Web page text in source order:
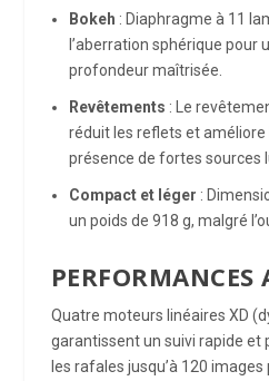
Bokeh : Diaphragme à 11
l’aberration sphérique pour
profondeur maîtrisée.
Revêtements : Le
réduit les reflets et
présence de fortes sources
Compact et léger :
un poids de 918 g, malgré
PERFORMANCES
Quatre moteurs linéaires XD
garantissent un suivi rapide et
les rafales jusqu’à 120